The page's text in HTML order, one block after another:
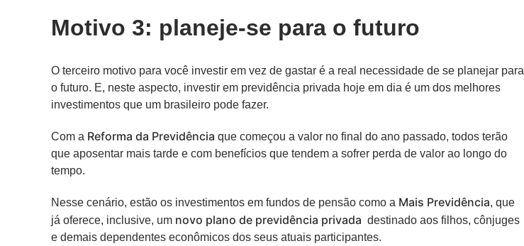
Motivo 3: planeje-se para o futuro
O terceiro motivo para você investir em vez de gastar é a real necessidade de se planejar para
o futuro. E, neste aspecto, investir em previdência privada hoje em dia é um dos melhores
investimentos que um brasileiro pode fazer.
Com a Reforma da Previdência que começou a valor no final do ano passado, todos terão
que aposentar mais tarde e com benefícios que tendem a sofrer perda de valor ao longo do
tempo.
Nesse cenário, estão os investimentos em fundos de pensão como a Mais Previdência, que
já oferece, inclusive, um novo plano de previdência privada destinado aos filhos, cônjuges
e demais dependentes econômicos dos seus atuais participantes.